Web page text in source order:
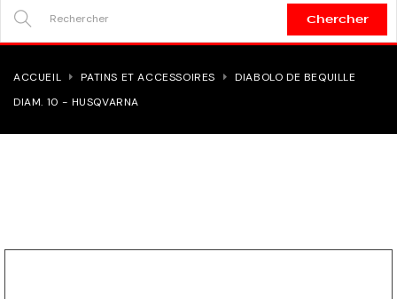
Chercher
ACCUEIL PATINS ET ACCESSOIRES
DIABOLO DE BEQUILLE
DIAM. 10 - HUSQVARNA